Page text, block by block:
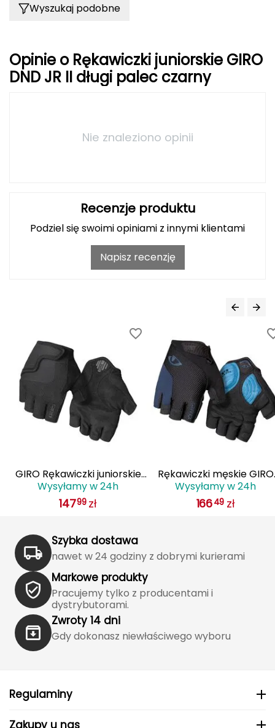
Hydro Flask
IGLOO
Jetboil
KILLTEC
KONG
Kari Traa
Keen
Klymit
Kohla
LEATT
Wyszukaj podobne
Opinie o Rękawiczki juniorskie GIRO
DND JR II długi palec czarny
Nie znaleziono opinii
Recenzje produktu
Podziel się swoimi opiniami z innymi klientami
Napisz recenzję
GIRO Rękawiczki juniorskie
BRAVO JR czarny
Wysyłamy w 24h
14799 zł
Rękawiczki męskie GIRO
STRADEDURE SGEL krótki
palec midnight niebieski
Wysyłamy w 24h
16649 zł
Szybka dostawa
nawet w 24 godziny z dobrymi kurierami
Markowe produkty
Pracujemy tylko z producentami i
dystrybutorami.
Zwroty 14 dni
Gdy dokonasz niewłaściwego wyboru
Regulaminy
Zakupy u nas